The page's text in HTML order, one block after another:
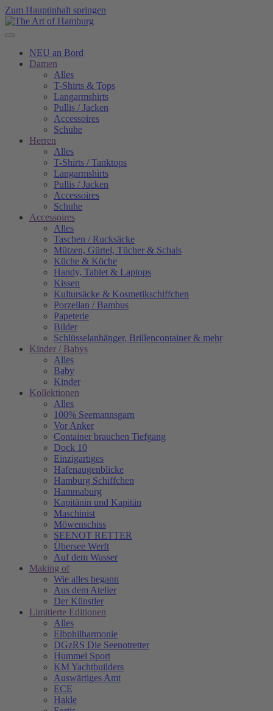
Zum Hauptinhalt springen
NEU an Bord
Damen
Alles
T-Shirts & Tops
Langarmshirts
Pullis / Jacken
Accessoires
Schuhe
Herren
Alles
T-Shirts / Tanktops
Langarmshirts
Pullis / Jacken
Accessoires
Schuhe
Accessoires
Alles
Taschen / Rucksäcke
Mützen, Gürtel, Tücher & Schals
Küche & Köche
Handy, Tablet & Laptops
Kissen
Kultursäcke & Kosmetikschiffchen
Porzellan / Bambus
Papeterie
Bilder
Schlüsselanhänger, Brillencontainer & mehr
Kinder / Babys
Alles
Baby
Kinder
Kollektionen
Alles
100% Seemannsgarn
Vor Anker
Container brauchen Tiefgang
Dock 10
Einzigartiges
Hafenaugen­blicke
Hamburg Schiffchen
Hammaburg
Kapitänin und Kapitän
Maschinist
Möwenschiss
SEENOT RETTER
Übersee Werft
Auf dem Wasser
Making of
Wie alles begann
Aus dem Atelier
Der Künstler
Limitierte Editionen
Alles
Elbphilharmonie
DGzRS Die Seenotretter
Hummel Sport
KM Yachtbuilders
Auswärtiges Amt
ECE
Hakle